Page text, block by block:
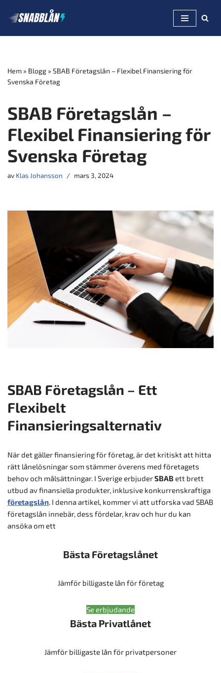
till
Hem » Blogg » SBAB Företagslån – Flexibel Finansiering för
Svenska Företag
SBAB Företagslån –
Flexibel Finansiering för
Svenska Företag
av Klas Johansson mars 3, 2024
SBAB Företagslån – Ett
Flexibelt
Finansieringsalternativ
När det gäller finansiering för företag, är det kritiskt att hitta
rätt lånelösningar som stämmer överens med företagets
behov och målsättningar. I Sverige erbjuderSBAB ett brett
utbud av finansiella produkter, inklusive konkurrenskraftiga
företagslån. I denna artikel, kommer vi att utforska vad SBAB
företagslån innebär, dess fördelar, krav och hur du kan
ansöka om ett
Bästa Företagslånet
Jämför billigaste lån för företag
Se erbjudande
Bästa Privatlånet
Jämför billigaste lån för privatpersoner